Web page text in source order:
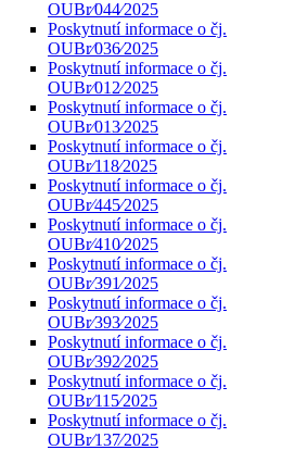
OUBr⁄044⁄2025
Poskytnutí informace o čj.
OUBr⁄036⁄2025
Poskytnutí informace o čj.
OUBr⁄012⁄2025
Poskytnutí informace o čj.
OUBr⁄013⁄2025
Poskytnutí informace o čj.
OUBr⁄118⁄2025
Poskytnutí informace o čj.
OUBr⁄445⁄2025
Poskytnutí informace o čj.
OUBr⁄410⁄2025
Poskytnutí informace o čj.
OUBr⁄391⁄2025
Poskytnutí informace o čj.
OUBr⁄393⁄2025
Poskytnutí informace o čj.
OUBr⁄392⁄2025
Poskytnutí informace o čj.
OUBr⁄115⁄2025
Poskytnutí informace o čj.
OUBr⁄137⁄2025